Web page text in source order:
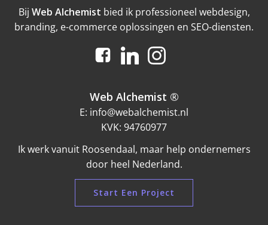
Bij Web Alchemist bied ik professioneel webdesign,
branding, e-commerce oplossingen en SEO-diensten.
Web Alchemist ®
E: info@webalchemist.nl
KVK: 94760977
Ik werk vanuit Roosendaal, maar help ondernemers
door heel Nederland.
Start Een Project